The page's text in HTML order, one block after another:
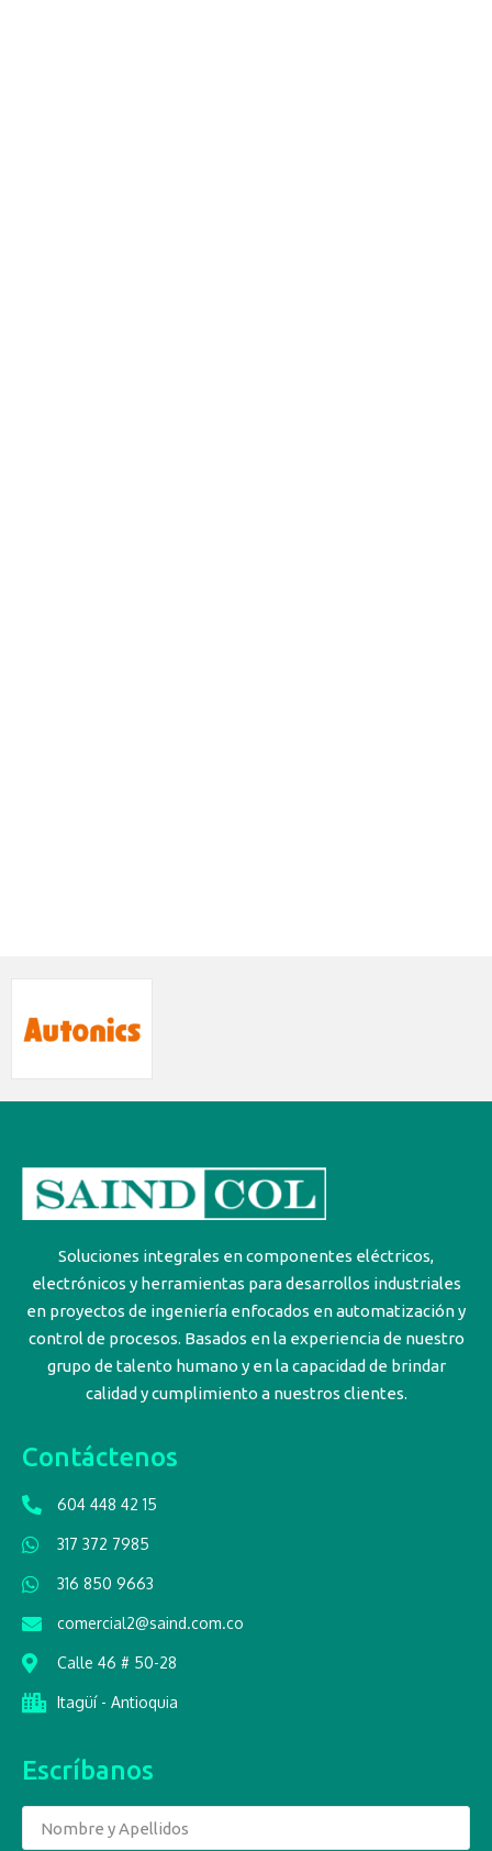
Soluciones integrales en componentes eléctricos,
electrónicos y herramientas para desarrollos industriales
en proyectos de ingeniería enfocados en automatización y
control de procesos. Basados en la experiencia de nuestro
grupo de talento humano y en la capacidad de brindar
calidad y cumplimiento a nuestros clientes.
Contáctenos
604 448 42 15
317 372 7985
316 850 9663
comercial2@saind.com.co
Calle 46 # 50-28
Itagüí - Antioquia
Escríbanos